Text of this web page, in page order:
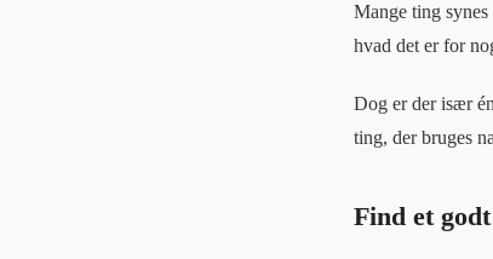
Mange ting
hvad det er for
Dog er der især
ting, der bruges
Find et